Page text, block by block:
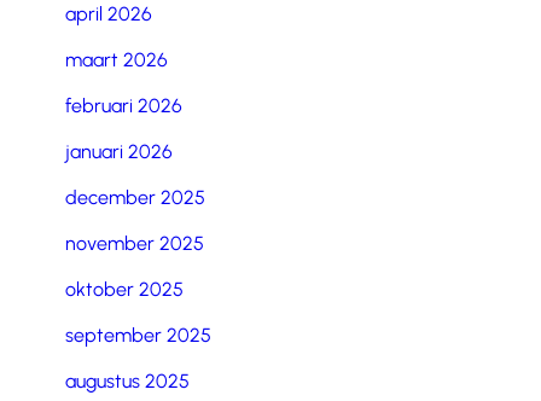
april 2026
maart 2026
februari 2026
januari 2026
december 2025
november 2025
oktober 2025
september 2025
augustus 2025